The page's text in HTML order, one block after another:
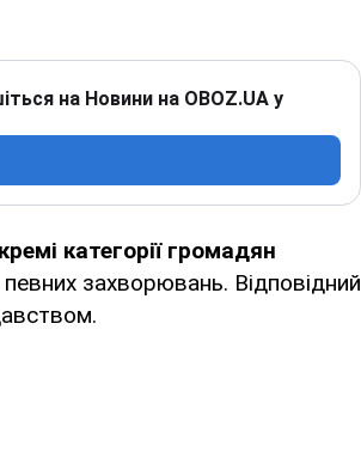
на Новини на OBOZ.UA у
категорії громадян
певних захворювань. Відповідний